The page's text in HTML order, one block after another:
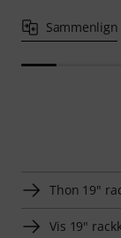
Sammenlign
Thon 19"
Vis 19"